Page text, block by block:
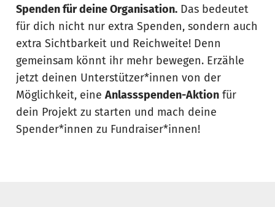
Spenden für deine Organisation. Das bedeutet
für dich nicht nur extra Spenden, sondern auch
extra Sichtbarkeit und Reichweite! Denn
gemeinsam könnt ihr mehr bewegen. Erzähle
jetzt deinen Unterstützer*innen von der
Möglichkeit, eine Anlassspenden-Aktion für
dein Projekt zu starten und mach deine
Spender*innen zu Fundraiser*innen!